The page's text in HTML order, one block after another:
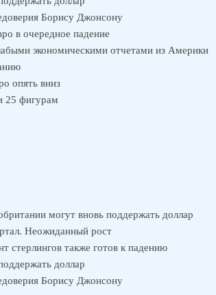
Борису Джонсону
в очередное падение
экономическими отчетами из Америки
опять вниз
25 фигурам
могут вновь поддержать доллар
Неожиданный рост
стерлингов также готов к падению
доллар
Борису Джонсону